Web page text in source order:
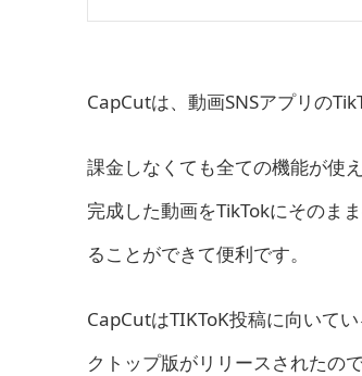
CapCutは、動画SNSアプリの
課金しなくても全ての機能が使
完成した動画をTikTokにそのま
ることができて便利です。
CapCutはTIKToK投稿に向いて
クトップ版がリリースされたの